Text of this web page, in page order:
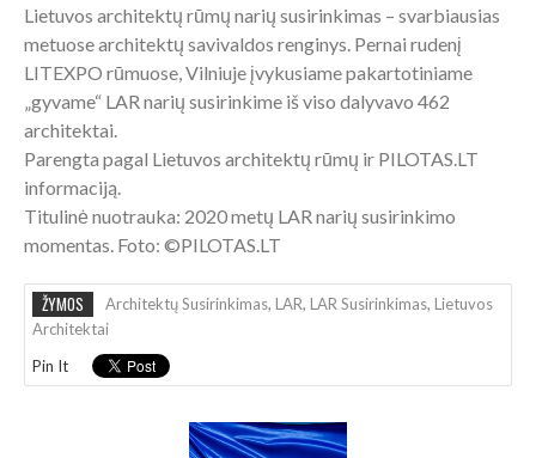
Lietuvos architektų rūmų narių susirinkimas – svarbiausias
metuose architektų savivaldos renginys. Pernai rudenį
LITEXPO rūmuose, Vilniuje įvykusiame pakartotiniame
„gyvame“ LAR narių susirinkime iš viso dalyvavo 462
architektai.
Parengta pagal Lietuvos architektų rūmų ir PILOTAS.LT
informaciją.
Titulinė nuotrauka: 2020 metų LAR narių susirinkimo
momentas. Foto: ©PILOTAS.LT
ŽYMOS Architektų Susirinkimas, LAR, LAR Susirinkimas, Lietuvos
Architektai
Pin It